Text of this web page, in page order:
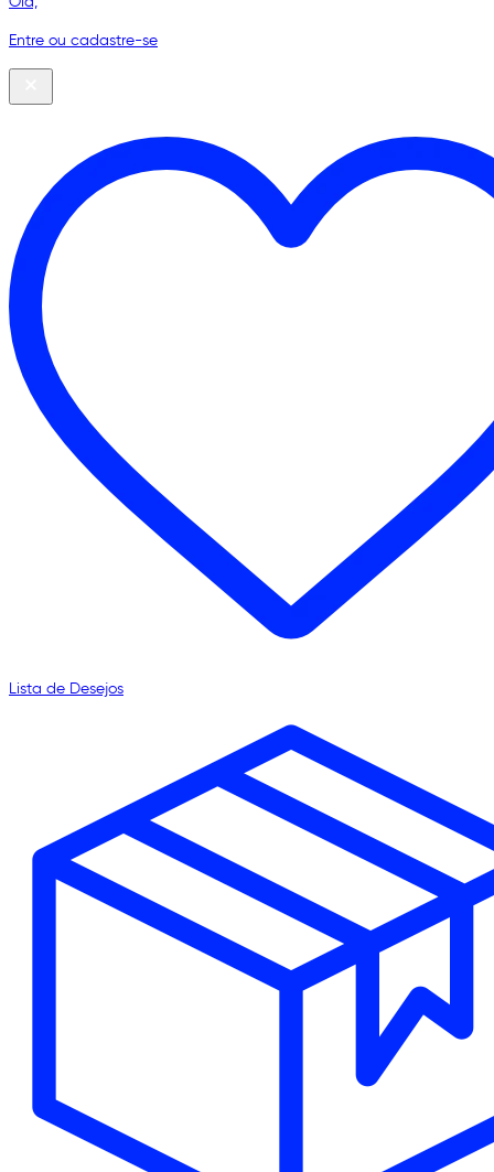
Entre ou cadastre-se
Lista de Desejos